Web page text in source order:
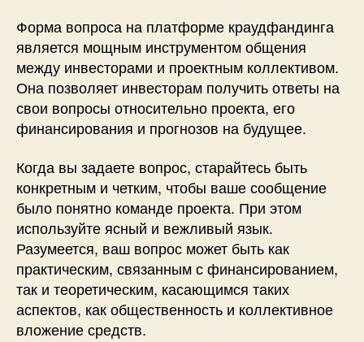
Форма вопроса на платформе краудфандинга
является мощным инструментом общения
между инвесторами и проектным коллективом.
Она позволяет инвесторам получить ответы на
свои вопросы относительно проекта, его
финансирования и прогнозов на будущее.
Когда вы задаете вопрос, старайтесь быть
конкретным и четким, чтобы ваше сообщение
было понятно команде проекта. При этом
используйте ясный и вежливый язык.
Разумеется, ваш вопрос может быть как
практическим, связанным с финансированием,
так и теоретическим, касающимся таких
аспектов, как общественность и коллективное
вложение средств.